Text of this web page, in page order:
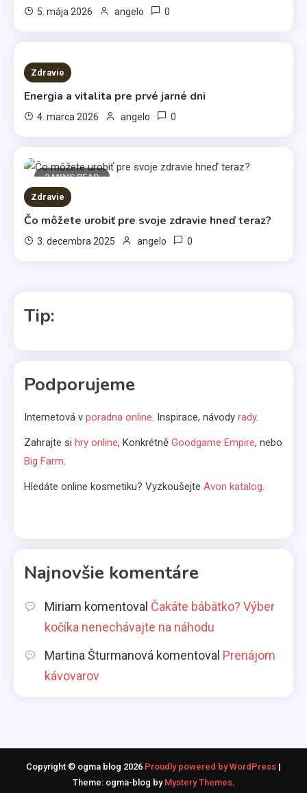
5. mája 2026 angelo 0
3 MINS READ
Zdravie
Energia a vitalita pre prvé jarné dni
4. marca 2026 angelo 0
2 MINS READ
Zdravie
Čo môžete urobiť pre svoje zdravie hneď teraz?
3. decembra 2025 angelo 0
Tip:
Prenájom kávovarov
2
slobodné mamičky?
3
Káva illy
Čakáte bábätko? Výber kočíka
nenechávajte na náhodu
Podporujeme
Internetová v poradna online. Inspirace, návody rady.
Zahrajte si hry online, Konkrétně Goodgame Empire, nebo
Big Farm.
Hledáte online kosmetiku? Vyzkoušejte Avon katalog.
Najnovšie komentáre
Miriam komentoval Čakáte bábätko? Výber
kočíka nenechávajte na náhodu
Martina Šturmanová komentoval Prenájom
kávovarov
Copyright © ogma blog 2026 Proudly powered by WordPress |
Theme: ogma-blog by Mystery Themes.